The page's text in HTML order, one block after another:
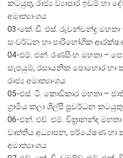
කටයුතු, රාජ්‍ය ව්‍යාපාර ඉඩම් හා
අමාත්‍යාංශය
03-කේ. ඩී. එස්. රුවන්චන්ද්‍ර
සංවර්ධන හා පාරිභෝගික ආරක්ෂණ
04-එම්. එන්. රණසිංහ මහතා –
සැපයුම්, රසායනික පොහොර හා
රාජ්‍ය අමාත්‍යාංශය
05-එස්. ටී. කොඩිකාර මහතා –
ග්‍රාමීය කලා ශිල්පී ප්‍රවර්ධන කටයුතු
06-එන්. එච්. එම්. චිත්‍රානන්ද
වෘත්තීය අධ්‍යාපන, පර්යේෂණ හා
අමාත්‍යාංශය